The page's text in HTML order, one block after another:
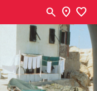
search location_on favorite